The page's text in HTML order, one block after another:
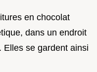
en chocolat
dans un endroit
Elles se gardent ainsi